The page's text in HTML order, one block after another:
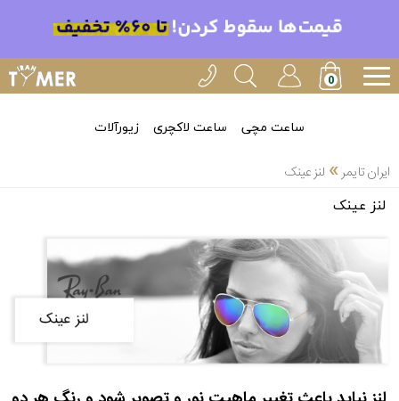
ساعت مچی ساعت لاکچری زیورآلات
ایران تایمر » لنز عینک
لنز عینک